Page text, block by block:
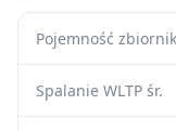
Pojemność
Spalanie WLTP śr.